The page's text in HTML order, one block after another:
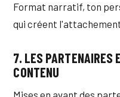
Format narratif, ton
qui créent
7. LES PARTENAIRES
CONTENU
Mises en avant des